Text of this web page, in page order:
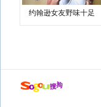
约翰逊女友野味十足